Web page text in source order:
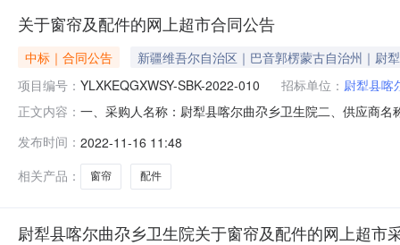
关于窗帘及配件的网上超市合同公告
中标｜合同公告
新疆维吾尔自治区｜巴音郭楞蒙古自治州｜尉
项目编号： YLXKEQGXWSY-SBK-2022-010 招标单位： 尉犁县喀
正文内容： 一、采购人名称：尉犁县喀尔曲尕乡卫生院二、供应商
金蝉6.6/2.8件3.0064819442金蝉6.5/2.8薄荷绿【挂钩
发布时间： 2022-11-16 11:48
相关产品：
窗帘 配件
尉犁县喀尔曲尕乡卫生院关于窗帘及配件的网上超市